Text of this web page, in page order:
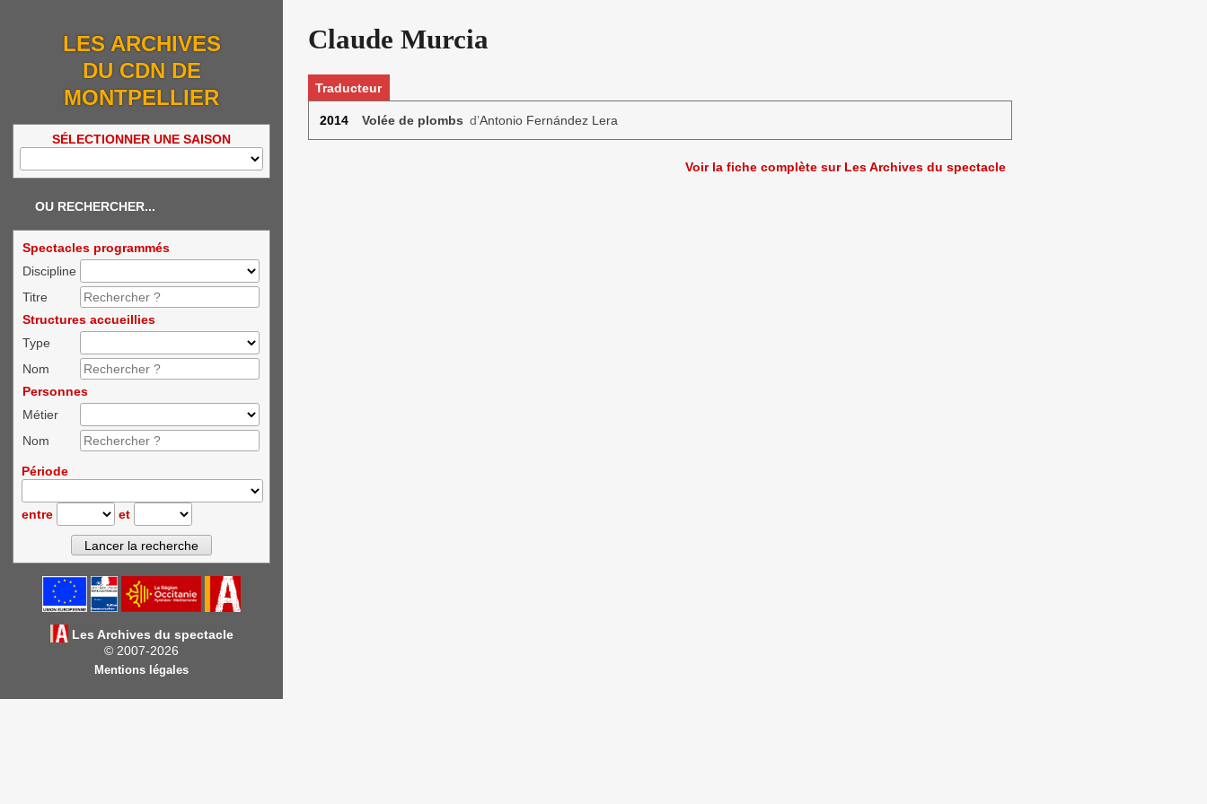
LES ARCHIVES
DU CDN DE
MONTPELLIER
SÉLECTIONNER UNE SAISON
OU RECHERCHER...
Spectacles programmés
Discipline
Titre
Structures accueillies
Type
Nom
Personnes
Métier
Nom
Période
entre et
Les Archives du spectacle
© 2007-2026
Mentions légales
Claude Murcia
Traducteur
2014 Volée de plombs d’Antonio Fernández Lera
Voir la fiche complète sur Les Archives du spectacle